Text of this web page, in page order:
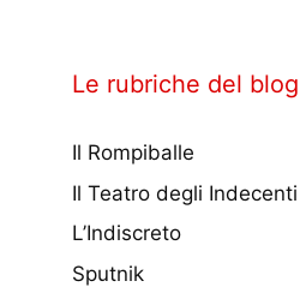
Le rubriche del blog
Il Rompiballe
Il Teatro degli Indecenti
L’Indiscreto
Sputnik